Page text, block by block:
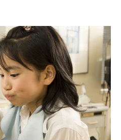
PARA PROFESIONALES
AR (ES)
SUSCRIBITE